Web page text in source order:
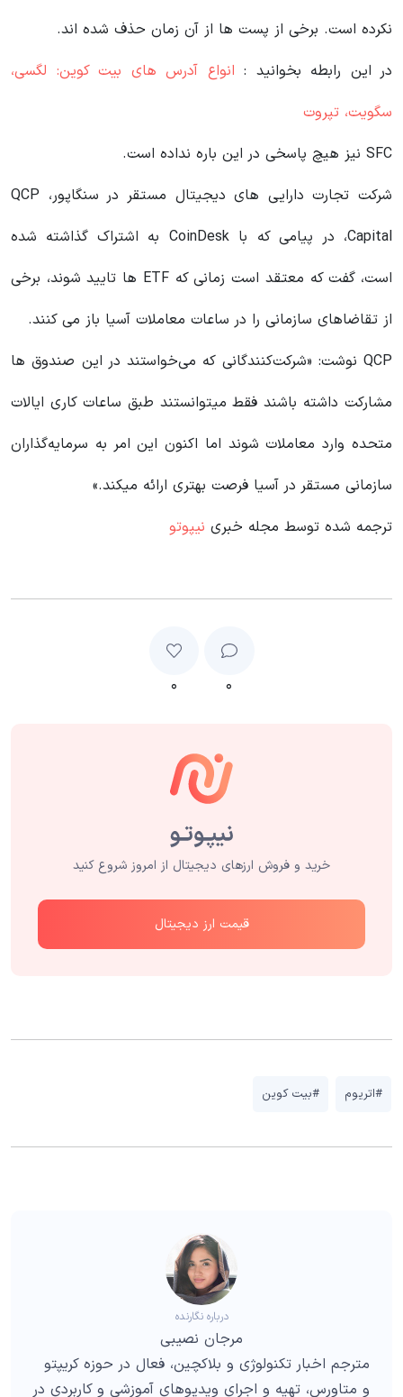
نکرده است. برخی از پست ها از آن زمان حذف شده اند.
در این رابطه بخوانید‌ : انواع آدرس های بیت کوین: لگسی،
سگویت، تپروت
SFC نیز هیچ پاسخی در این باره نداده است.
شرکت تجارت دارایی های دیجیتال مستقر در سنگاپور، QCP
Capital، در پیامی که با CoinDesk به اشتراک گذاشته شده
است، گفت که معتقد است زمانی که ETF ها تایید شوند، برخی
از تقاضاهای سازمانی را در ساعات معاملات آسیا باز می کنند.
QCP نوشت: «شرکت‌کنندگانی که می‌خواستند در این صندوق ها
مشارکت داشته باشند فقط میتوانستند طبق ساعات کاری ایالات
متحده وارد معاملات شوند اما اکنون این امر به سرمایه‌گذاران
سازمانی مستقر در آسیا فرصت بهتری ارائه میکند.»
ترجمه شده توسط مجله خبری نیپوتو
۰ ۰
خرید و فروش ارزهای دیجیتال از امروز شروع کنید
قیمت ارز دیجیتال
#اتریوم #بیت کوین
درباره نگارنده
مرجان نصیبی
مترجم اخبار تکنولوژی و بلاکچین، فعال در حوزه کریپتو
و متاورس، تهیه و اجرای ویدیوهای آموزشی و کاربردی در